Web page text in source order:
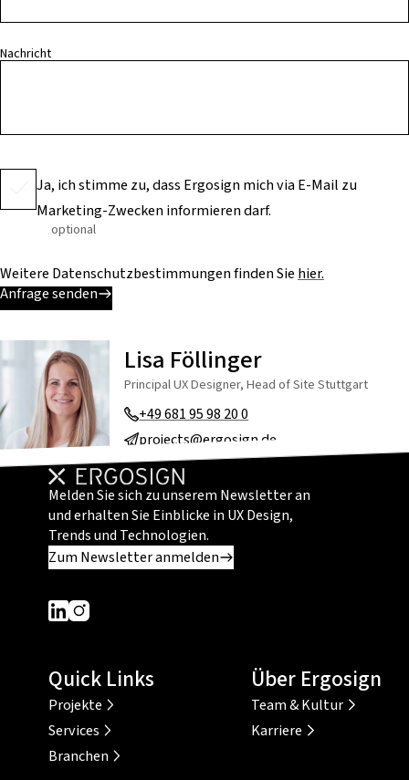
Nachricht
Ja, ich stimme zu, dass Ergosign mich via E-Mail zu
Marketing-Zwecken informieren darf.
optional
Weitere Datenschutzbestimmungen finden Sie hier.
Anfrage senden
Lisa Föllinger
Principal UX Designer, Head of Site Stuttgart
+49 681 95 98 20 0
projects@ergosign.de
Melden Sie sich zu unserem Newsletter an
und erhalten Sie Einblicke in UX Design,
Trends und Technologien.
Zum Newsletter anmelden
Dieser Link führt zu einer externen Seite
Dieser Link führt zu einer externen Seite
Quick Links
Projekte
Services
Branchen
Über Ergosign
Team & Kultur
Karriere